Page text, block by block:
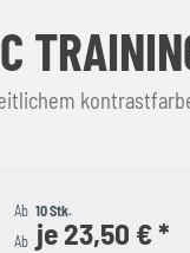
Ab 10 Stk.
Ab je 23,50 € *